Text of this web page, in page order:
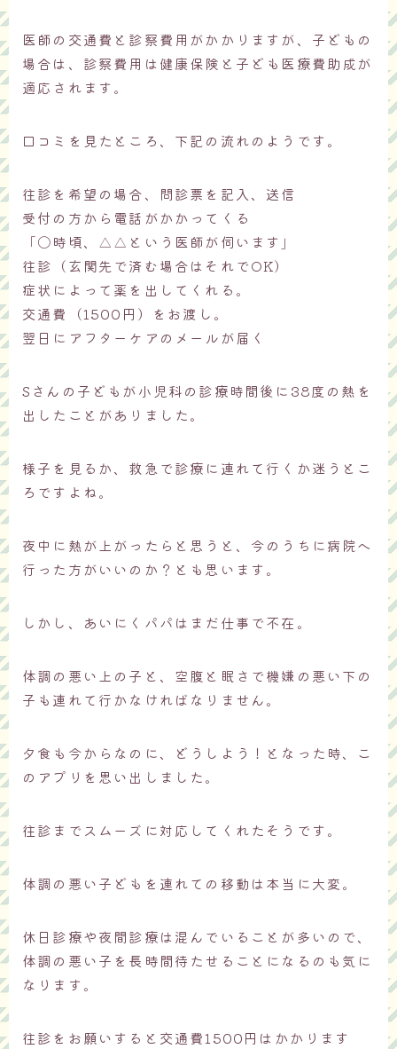
医師の交通費と診察費用がかかりますが、子どもの
場合は、診察費用は健康保険と子ども医療費助成が
適応されます。
口コミを見たところ、下記の流れのようです。
往診を希望の場合、問診票を記入、送信
受付の方から電話がかかってくる
「〇時頃、△△という医師が伺います」
往診（玄関先で済む場合はそれでOK）
症状によって薬を出してくれる。
交通費（1500円）をお渡し。
翌日にアフターケアのメールが届く
Sさんの子どもが小児科の診療時間後に38度の熱を
出したことがありました。
様子を見るか、救急で診療に連れて行くか迷うとこ
ろですよね。
夜中に熱が上がったらと思うと、今のうちに病院へ
行った方がいいのか？とも思います。
しかし、あいにくパパはまだ仕事で不在。
体調の悪い上の子と、空腹と眠さで機嫌の悪い下の
子も連れて行かなければなりません。
夕食も今からなのに、どうしよう！となった時、こ
のアプリを思い出しました。
往診までスムーズに対応してくれたそうです。
体調の悪い子どもを連れての移動は本当に大変。
休日診療や夜間診療は混んでいることが多いので、
体調の悪い子を長時間待たせることになるのも気に
なります。
往診をお願いすると交通費1500円はかかります